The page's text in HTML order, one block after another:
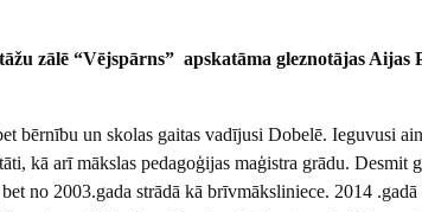
zālē “Vējspārns” apskatāma gleznotājas Aijas
bērnību un skolas gaitas vadījusi Dobelē. Ieguvusi
kā arī mākslas pedagoģijas maģistra grādu. Desmit
no 2003.gada strādā kā brīvmāksliniece. 2014 .gadā